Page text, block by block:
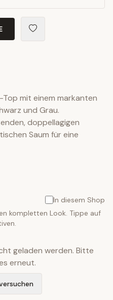
mit einem markanten
und Grau.
doppellagigen
Saum für eine
In diesem Shop
kompletten Look. Tippe auf
geladen werden. Bitte
erneut.